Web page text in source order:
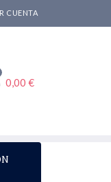
CUENTA
0,00 €